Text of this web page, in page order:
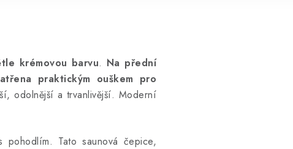
krémovou barvu. Na přední
praktickým ouškem pro
odolnější a trvanlivější. Moderní
pohodlím. Tato saunová čepice,